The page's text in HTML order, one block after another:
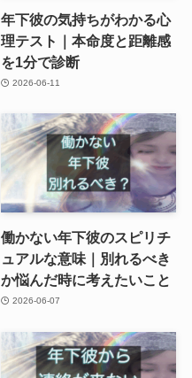
年下彼の気持ちがわかる心
理テスト｜本命度と距離感
を1分で診断
2026-06-11
働かない年下彼のスピリチ
ュアルな意味｜別れるべき
か悩んだ時に考えたいこと
2026-06-07